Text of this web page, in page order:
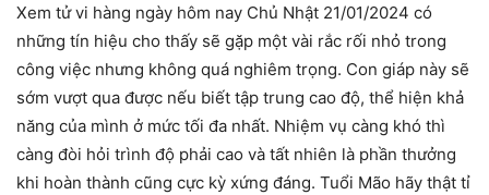
Xem tử vi hàng ngày hôm nay Chủ Nhật 21/01/2024 có
những tín hiệu cho thấy sẽ gặp một vài rắc rối nhỏ trong
công việc nhưng không quá nghiêm trọng. Con giáp này sẽ
sớm vượt qua được nếu biết tập trung cao độ, thể hiện khả
năng của mình ở mức tối đa nhất. Nhiệm vụ càng khó thì
càng đòi hỏi trình độ phải cao và tất nhiên là phần thưởng
khi hoàn thành cũng cực kỳ xứng đáng. Tuổi Mão hãy thật tỉ